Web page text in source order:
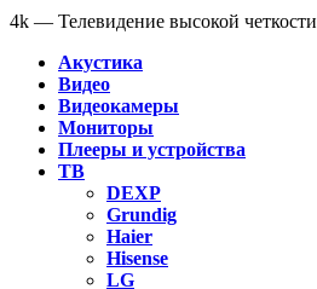
4k — Телевидение высокой четкости
Акустика
Видео
Видеокамеры
Мониторы
Плееры и устройства
ТВ
DEXP
Grundig
Haier
Hisense
LG